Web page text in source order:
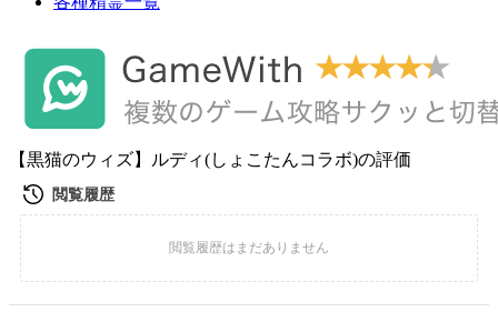
【黒猫のウィズ】ルディ(しょこたんコラボ)の評価